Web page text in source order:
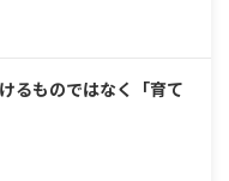
るものではなく「育て